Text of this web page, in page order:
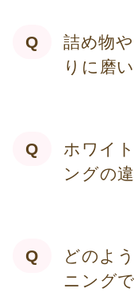
詰め物
りに磨
ホワイ
ングの
どのよ
ニング